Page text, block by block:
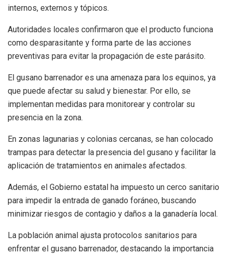
internos, externos y tópicos.
Autoridades locales confirmaron que el producto funciona
como desparasitante y forma parte de las acciones
preventivas para evitar la propagación de este parásito.
El gusano barrenador es una amenaza para los equinos, ya
que puede afectar su salud y bienestar. Por ello, se
implementan medidas para monitorear y controlar su
presencia en la zona.
En zonas lagunarias y colonias cercanas, se han colocado
trampas para detectar la presencia del gusano y facilitar la
aplicación de tratamientos en animales afectados.
Además, el Gobierno estatal ha impuesto un cerco sanitario
para impedir la entrada de ganado foráneo, buscando
minimizar riesgos de contagio y daños a la ganadería local.
La población animal ajusta protocolos sanitarios para
enfrentar el gusano barrenador, destacando la importancia